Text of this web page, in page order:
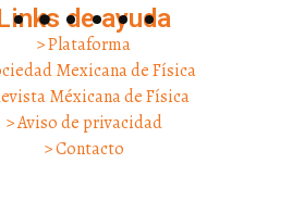
de ayuda
> Plataforma
Mexicana de Física
Méxicana de Física
> Aviso de privacidad
> Contacto